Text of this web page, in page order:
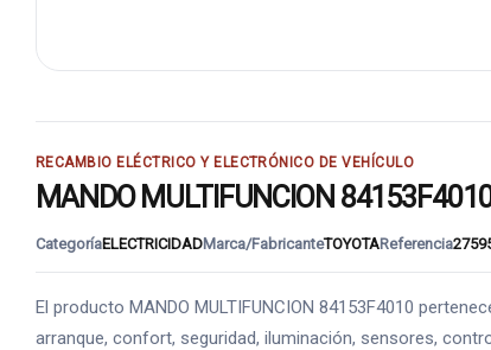
RECAMBIO ELÉCTRICO Y ELECTRÓNICO DE VEHÍCULO
MANDO MULTIFUNCION
CategoríaELECTRICIDADMarca/FabricanteTOYOTAReferencia
El producto MANDO MULTIFUNCION 84153F4010
arranque, confort, seguridad, iluminación, sensores,